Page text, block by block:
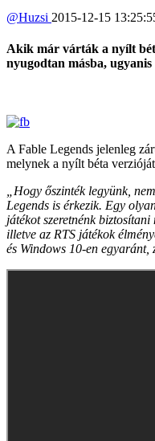
@Huzsi 2015-12-15
Akik már várták a nyílt
nyugodtan másba,
A Fable Legends jelenleg
melynek a nyílt béta
„Hogy őszinték legyünk,
Legends is érkezik. Egy
játékot szeretnénk
illetve az RTS játékok
és Windows 10-en egyaránt,